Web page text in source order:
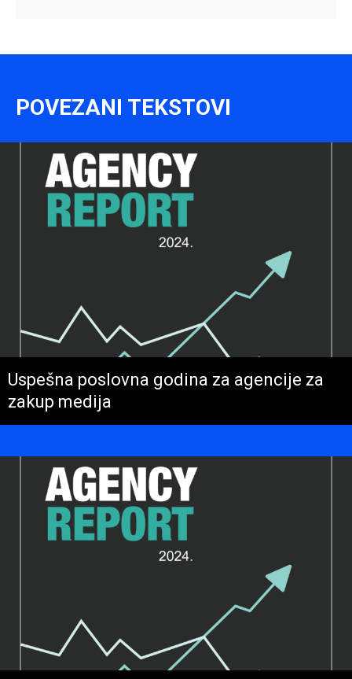
POVEZANI TEKSTOVI
Uspešna poslovna godina za agencije za
zakup medija